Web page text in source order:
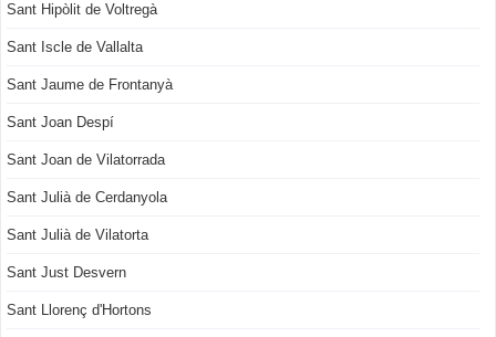
Sant Hipòlit de Voltregà
Sant Iscle de Vallalta
Sant Jaume de Frontanyà
Sant Joan Despí
Sant Joan de Vilatorrada
Sant Julià de Cerdanyola
Sant Julià de Vilatorta
Sant Just Desvern
Sant Llorenç d'Hortons